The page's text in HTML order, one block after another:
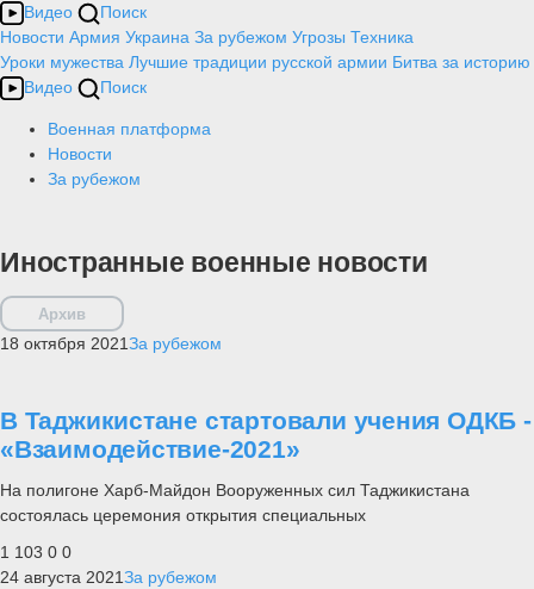
Видео
Поиск
Новости Армия Украина За рубежом Угрозы Техника
Уроки мужества Лучшие традиции русской армии Битва за историю
Видео
Поиск
Военная платформа
Новости
За рубежом
Иностранные военные новости
Архив
18 октября 2021За рубежом
В Таджикистане стартовали учения ОДКБ -
«Взаимодействие-2021»
На полигоне Харб-Майдон Вооруженных сил Таджикистана
состоялась церемония открытия специальных
1 103 0 0
24 августа 2021За рубежом